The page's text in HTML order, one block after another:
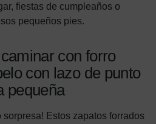
fiestas de cumpleaños o
pequeños pies.
con forro
con lazo de punto
pequeña
sorpresa! Estos zapatos forrados